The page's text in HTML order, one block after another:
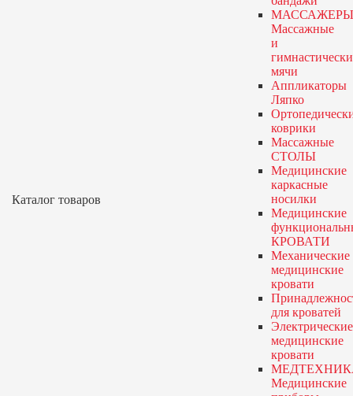
Каталог товаров
Массажные
и
мячи
Аппликаторы
Ляпко
коврики
Массажные
СТОЛЫ
Медицинские
каркасные
носилки
Медицинские
КРОВАТИ
Механические
медицинские
кровати
для кроватей
Электрические
медицинские
кровати
Медицинские